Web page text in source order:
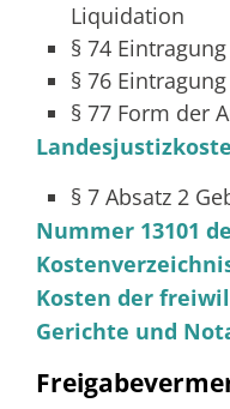
Liquidation
§ 74
§ 76
§ 77 Form der
§ 7 Absatz 2
Nummer 13101
Kosten der
Gerichte und